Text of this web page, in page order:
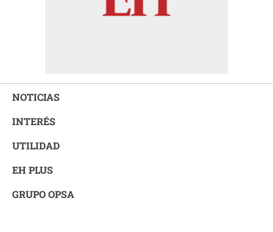
NOTICIAS
INTERÉS
UTILIDAD
EH PLUS
GRUPO OPSA